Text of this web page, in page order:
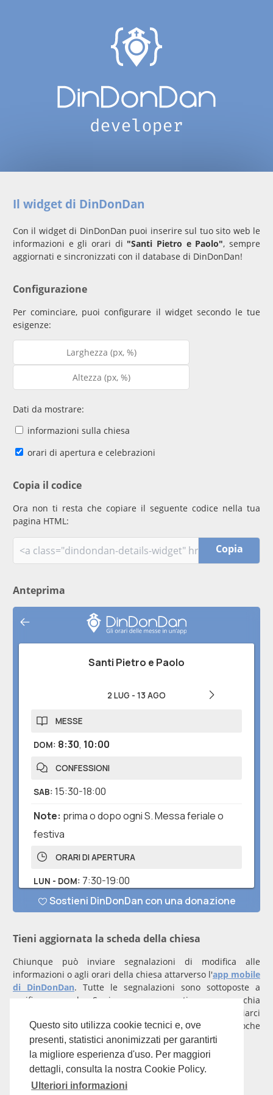
Questo sito utilizza cookie tecnici e, ove
presenti, statistici anonimizzati per garantirti
la migliore esperienza d'uso. Per maggiori
dettagli, consulta la nostra Cookie Policy.
Ulteriori informazioni
Il widget di DinDonDan
Con il widget di DinDonDan puoi inserire sul tuo sito web le
informazioni e gli orari di "Santi Pietro e Paolo", sempre
aggiornati e sincronizzati con il database di DinDonDan!
Configurazione
Per cominciare, puoi configurare il widget secondo le tue
esigenze:
Dati da mostrare:
informazioni sulla chiesa
orari di apertura e celebrazioni
Copia il codice
Ora non ti resta che copiare il seguente codice nella tua
pagina HTML:
Copia
Anteprima
Tieni aggiornata la scheda della chiesa
Chiunque può inviare segnalazioni di modifica alle
informazioni o agli orari della chiesa attarverso l'app mobile
di DinDonDan. Tutte le segnalazioni sono sottoposte a
verifica manuale. Se invece rappresenti una parrocchia
con un account verificato per inviarci
comunicazioni prioritarie che saranno gestite entro poche
Per qualunque domanda scrivi ainfo@dindondan.app